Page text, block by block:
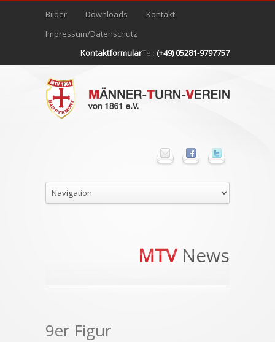
Bilder Downloads
Kontakt
Impressum/Datenschutz
KontaktformularTel: (+49) 05281-9797757
MTVNews
9er Figur